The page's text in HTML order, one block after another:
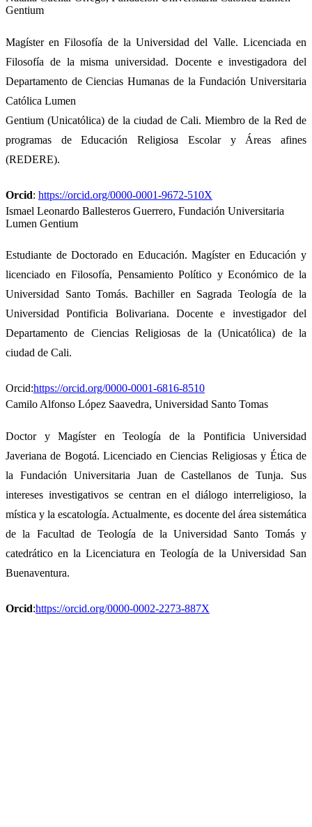
Gentium
Magíster en Filosofía de la Universidad del Valle. Licenciada en
Filosofía de la misma universidad. Docente e investigadora del
Departamento de Ciencias Humanas de la Fundación Universitaria
Católica Lumen
Gentium (Unicatólica) de la ciudad de Cali. Miembro de la Red de
programas de Educación Religiosa Escolar y Áreas afines
(REDERE).
Orcid: https://orcid.org/0000-0001-9672-510X
Ismael Leonardo Ballesteros Guerrero, Fundación Universitaria
Lumen Gentium
Estudiante de Doctorado en Educación. Magíster en Educación y
licenciado en Filosofía, Pensamiento Político y Económico de la
Universidad Santo Tomás. Bachiller en Sagrada Teología de la
Universidad Pontificia Bolivariana. Docente e investigador del
Departamento de Ciencias Religiosas de la (Unicatólica) de la
ciudad de Cali.
Orcid:https://orcid.org/0000-0001-6816-8510
Camilo Alfonso López Saavedra, Universidad Santo Tomas
Doctor y Magíster en Teología de la Pontificia Universidad
Javeriana de Bogotá. Licenciado en Ciencias Religiosas y Ética de
la Fundación Universitaria Juan de Castellanos de Tunja. Sus
intereses investigativos se centran en el diálogo interreligioso, la
mística y la escatología. Actualmente, es docente del área sistemática
de la Facultad de Teología de la Universidad Santo Tomás y
catedrático en la Licenciatura en Teología de la Universidad San
Buenaventura.
Orcid:https://orcid.org/0000-0002-2273-887X